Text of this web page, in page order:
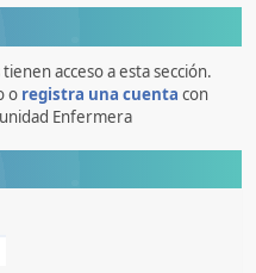
acceso a esta sección.
o registra una cuenta con
Enfermera